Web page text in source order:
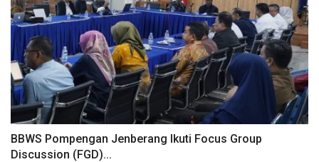
BBWS Pompengan Jenberang Ikuti Focus Group
Discussion (FGD)...